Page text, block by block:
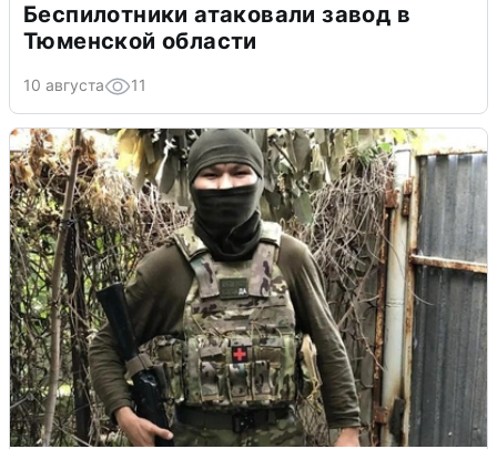
Беспилотники атаковали завод в
Тюменской области
10 августа 11